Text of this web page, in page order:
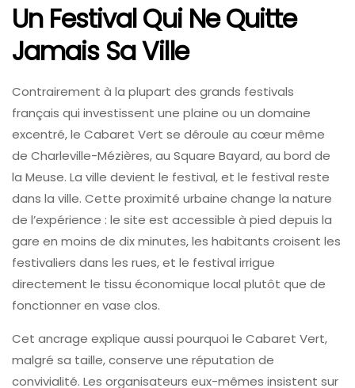
Un Festival Qui Ne Quitte
Jamais Sa Ville
Contrairement à la plupart des grands festivals
français qui investissent une plaine ou un domaine
excentré, le Cabaret Vert se déroule au cœur même
de Charleville-Mézières, au Square Bayard, au bord de
la Meuse. La ville devient le festival, et le festival reste
dans la ville. Cette proximité urbaine change la nature
de l’expérience : le site est accessible à pied depuis la
gare en moins de dix minutes, les habitants croisent les
festivaliers dans les rues, et le festival irrigue
directement le tissu économique local plutôt que de
fonctionner en vase clos.
Cet ancrage explique aussi pourquoi le Cabaret Vert,
malgré sa taille, conserve une réputation de
convivialité. Les organisateurs eux-mêmes insistent sur